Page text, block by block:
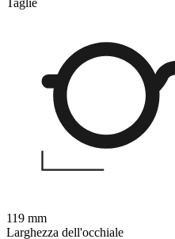
Taglie
119 mm
Larghezza dell'occhiale